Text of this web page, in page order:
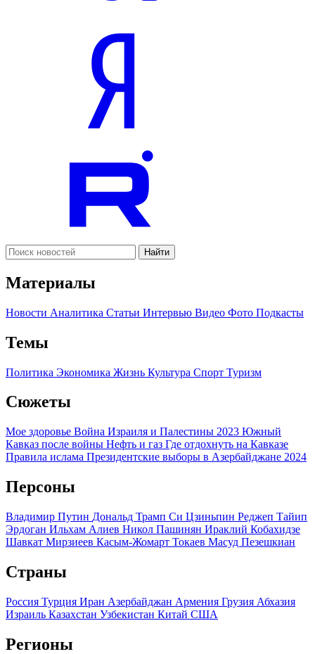
Найти
Материалы
Новости Аналитика Статьи Интервью Видео Фото Подкасты
Темы
Политика Экономика Жизнь Культура Спорт Туризм
Сюжеты
Мое здоровье Война Израиля и Палестины 2023 Южный
Кавказ после войны Нефть и газ Где отдохнуть на Кавказе
Правила ислама Президентские выборы в Азербайджане 2024
Персоны
Владимир Путин Дональд Трамп Си Цзиньпин Реджеп Тайип
Эрдоган Ильхам Алиев Никол Пашинян Ираклий Кобахидзе
Шавкат Мирзиеев Касым-Жомарт Токаев Масуд Пезешкиан
Страны
Россия Турция Иран Азербайджан Армения Грузия Абхазия
Израиль Казахстан Узбекистан Китай США
Регионы